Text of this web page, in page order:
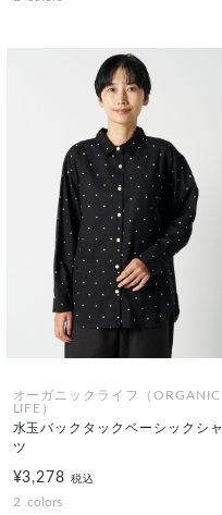
オーガニックライフ（ORGANIC
LIFE）
水玉バックタックベーシックシャ
ツ
¥3,278税込
2 colors